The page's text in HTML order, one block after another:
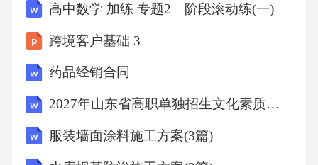
高中数学 加练 专题2 阶段滚动练(一)
跨境客户基础 3
药品经销合同
2027年山东省高职单独招生文化素质全真仿真卷（中职考生专用）
服装墙面涂料施工方案(3篇)